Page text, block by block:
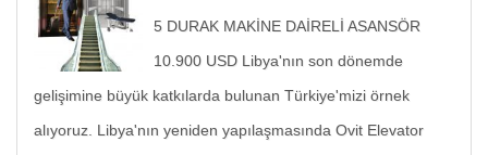
5 DURAK MAKİNE DAİRELİ ASANSÖR
10.900 USD Libya'nın son dönemde
gelişimine büyük katkılarda bulunan Türkiye'mizi örnek
alıyoruz. Libya'nın yeniden yapılaşmasında Ovit Elevator